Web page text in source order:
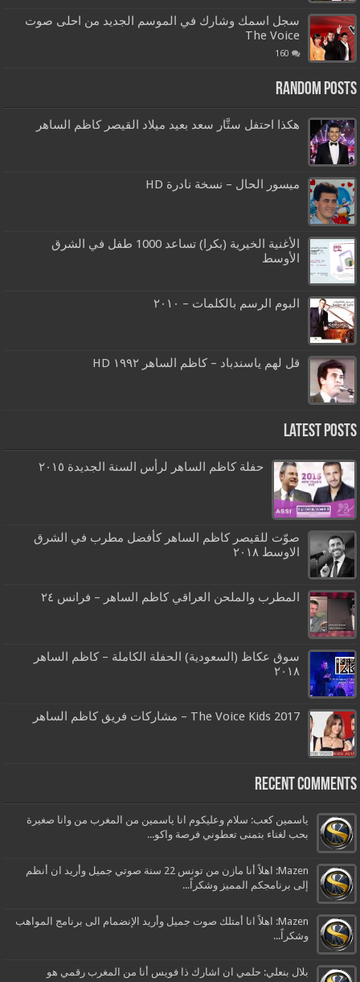
سجل اسمك وشارك في الموسم الجديد من احلى صوت
The Voice
160
Random Posts
هكذا احتفل ستَّار سعد بعيد ميلاد القيصر كاظم الساهر
ميسور الحال – نسخة نادرة HD
الأغنية الخيرية (بكرا) تساعد 1000 طفل في ‫الشرق
الأوسط‬
البوم الرسم بالكلمات – ٢٠١٠
قل لهم ياسندباد – كاظم الساهر ١٩٩٢ HD
Latest Posts
حفلة كاظم الساهر لرأس السنة الجديدة ٢٠١٥
صوّت للقيصر كاظم الساهر كأفضل مطرب في الشرق
الاوسط ٢٠١٨
المطرب والملحن العراقي كاظم الساهر – فرانس ٢٤
سوق عكاظ (السعودية) الحفلة الكاملة – كاظم الساهر
٢٠١٨
The Voice Kids 2017 – مشاركات فريق كاظم الساهر
Recent Comments
ياسمين كعب: سلام وعليكوم انا ياسمين من المغرب من وانا صغيرة
بحب لغناء بتمنى تعطوني فرصة واكو...
Mazen: اهلاً أنا مازن من تونس 22 سنة صوتي جميل وأريد ان أنظم
إلى برنامجكم المميز وشكراً...
Mazen: اهلاً انا أمتلك صوت جميل وأريد الإنضمام الى برنامج المواهب
وشكراً...
بلال بنعلي: حلمي ان اشارك ذا فويس أنا من المغرب رقمي هو